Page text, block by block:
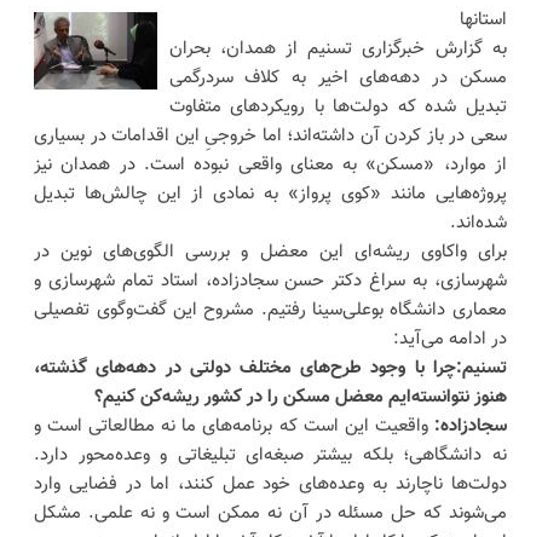
استانها
به گزارش خبرگزاری تسنیم از همدان، بحران
مسکن در دهه‌های اخیر به کلاف سردرگمی
تبدیل شده که دولت‌ها با رویکردهای متفاوت
سعی در باز کردن آن داشته‌اند؛ اما خروجیِ این اقدامات در بسیاری
از موارد، «مسکن» به معنای واقعی نبوده است. در همدان نیز
پروژه‌هایی مانند «کوی پرواز» به نمادی از این چالش‌ها تبدیل
شده‌اند.
برای واکاوی ریشه‌ای این معضل و بررسی الگوی‌های نوین در
شهرسازی، به سراغ دکتر حسن سجادزاده، استاد تمام شهرسازی و
معماری دانشگاه بوعلی‌سینا رفتیم. مشروح این گفت‌وگوی تفصیلی
در ادامه می‌آید:
تسنیم:چرا با وجود طرح‌های مختلف دولتی در دهه‌های گذشته،
هنوز نتوانسته‌ایم معضل مسکن را در کشور ریشه‌کن کنیم؟
سجادزاده: واقعیت این است که برنامه‌های ما نه مطالعاتی است و
نه دانشگاهی؛ بلکه بیشتر صبغه‌ای تبلیغاتی و وعده‌محور دارد.
دولت‌ها ناچارند به وعده‌های خود عمل کنند، اما در فضایی وارد
می‌شوند که حل مسئله در آن نه ممکن است و نه علمی. مشکل